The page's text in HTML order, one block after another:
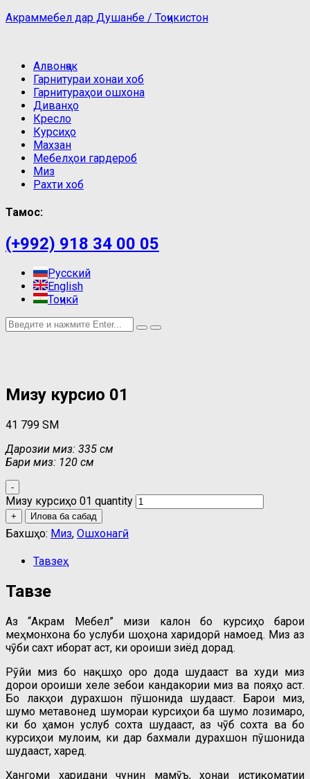
Акраммебел дар Душанбе / Тоҷикистон
Алвонҷак
Гарнитураи хонаи хоб
Гарнитураҳои ошхона
Диванҳо
Кресло
Курсиҳо
Махзан
Мебелҳои гардероб
Миз
Рахти хоб
Тамос:
(+992) 918 34 00 05
Русский
English
Тоҷикӣ
Мизу курсиҳо 01
41 799 ЅМ
Дарозии миз: 335 см
Бари миз: 120 см
-
Мизу курсиҳо 01 quantity
+ Илова ба сабад
Бахшҳо: Миз, Ошхонагӣ
Тавзеҳ
Тавзеҳ
Аз “Акрам Мебел” мизи калон бо курсиҳо барои
меҳмонхона бо услуби шоҳона харидорӣ намоед. Миз аз
чӯби сахт иборат аст, ки ороиши зиёд дорад.
Рӯйи миз бо нақшҳо оро дода шудааст ва худи миз
дорои ороиши хеле зебои кандакории миз ва пояҳо аст.
Бо лакҳои дурахшон пӯшонида шудааст. Барои миз,
шумо метавонед шумораи курсиҳои ба шумо лозимаро,
ки бо ҳамон услуб сохта шудааст, аз чӯб сохта ва бо
курсиҳои мулоим, ки дар бахмали дурахшон пӯшонида
шудааст, харед.
Ҳангоми харидани чунин маҷмӯъ, хонаи истиқоматии